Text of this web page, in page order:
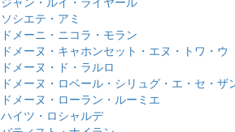
ソシエテ・アミ
ドメーニ・ニコラ・モラン
ドメーヌ・キャホンセット・エヌ・トワ・ウ
ドメーヌ・ド・ラルロ
ドメーヌ・ロベール・シリュグ・エ・セ・ザ
ドメーヌ・ローラン・ルーミエ
ハイツ・ロシャルデ